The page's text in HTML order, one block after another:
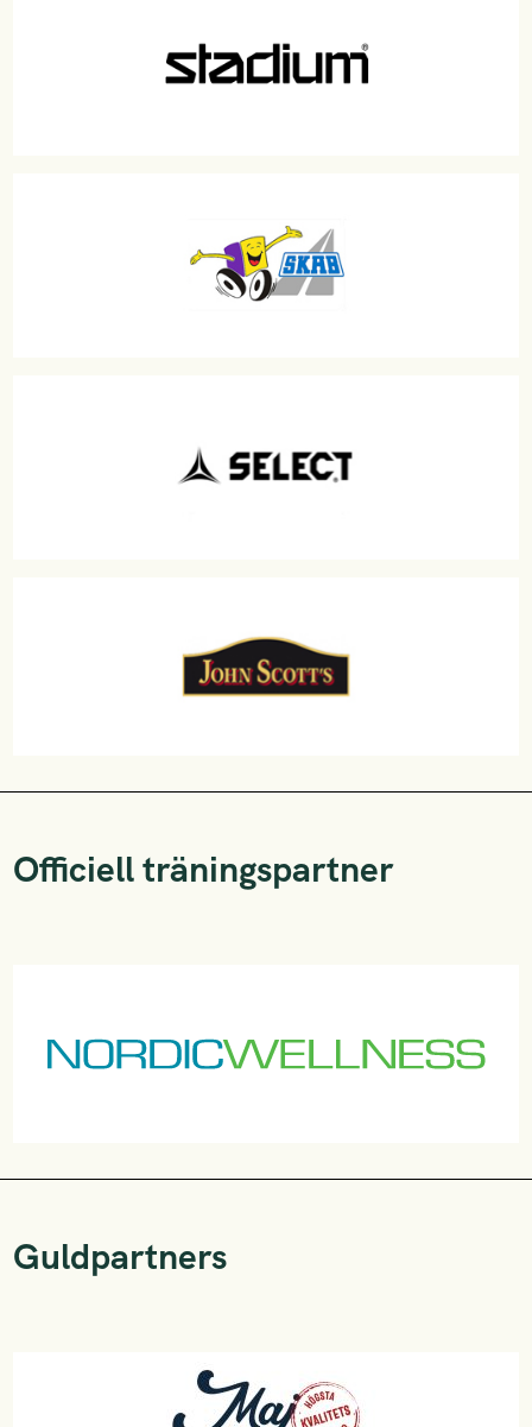
Officiell träningspartner
Guldpartners